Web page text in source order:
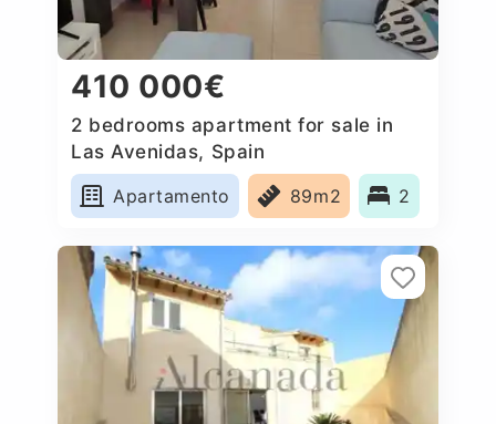
410 000€
2 bedrooms apartment for sale in
Las Avenidas, Spain
Apartamento
89m2 2